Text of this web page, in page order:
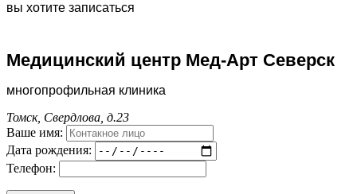
вы хотите записаться
Медицинский центр Мед-Арт Северск
многопрофильная клиника
Томск, Свердлова, д.23
Ваше имя:
Дата рождения:
Телефон: